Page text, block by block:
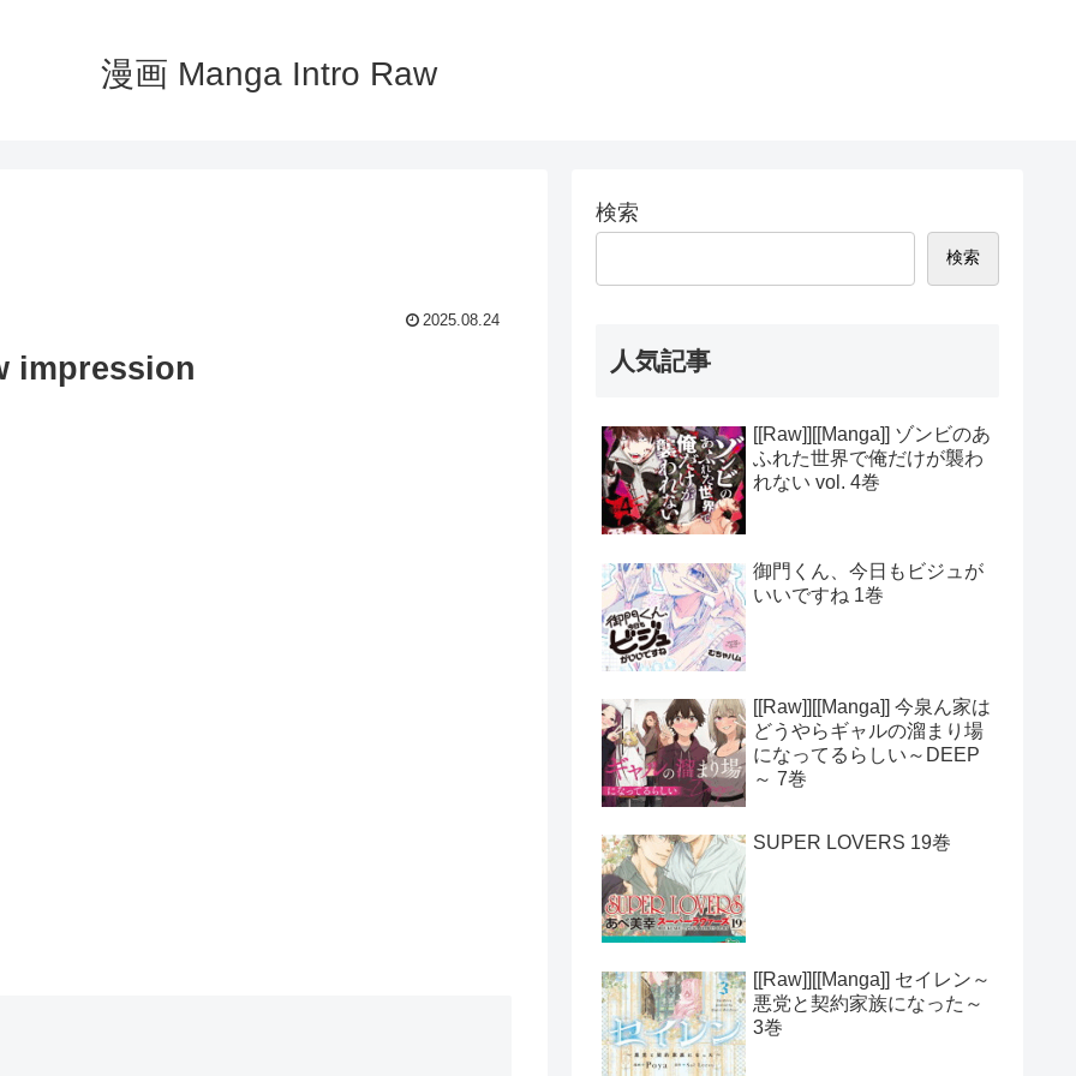
漫画 Manga Intro Raw
2025.08.24
impression
検索
検索
人気記事
[[Raw]][[Manga]] ゾンビのあ
ふれた世界で俺だけが襲わ
れない vol. 4巻
御門くん、今日もビジュが
いいですね 1巻
[[Raw]][[Manga]] 今泉ん家は
どうやらギャルの溜まり場
になってるらしい～DEEP
～ 7巻
SUPER LOVERS 19巻
[[Raw]][[Manga]] セイレン～
悪党と契約家族になった～
3巻